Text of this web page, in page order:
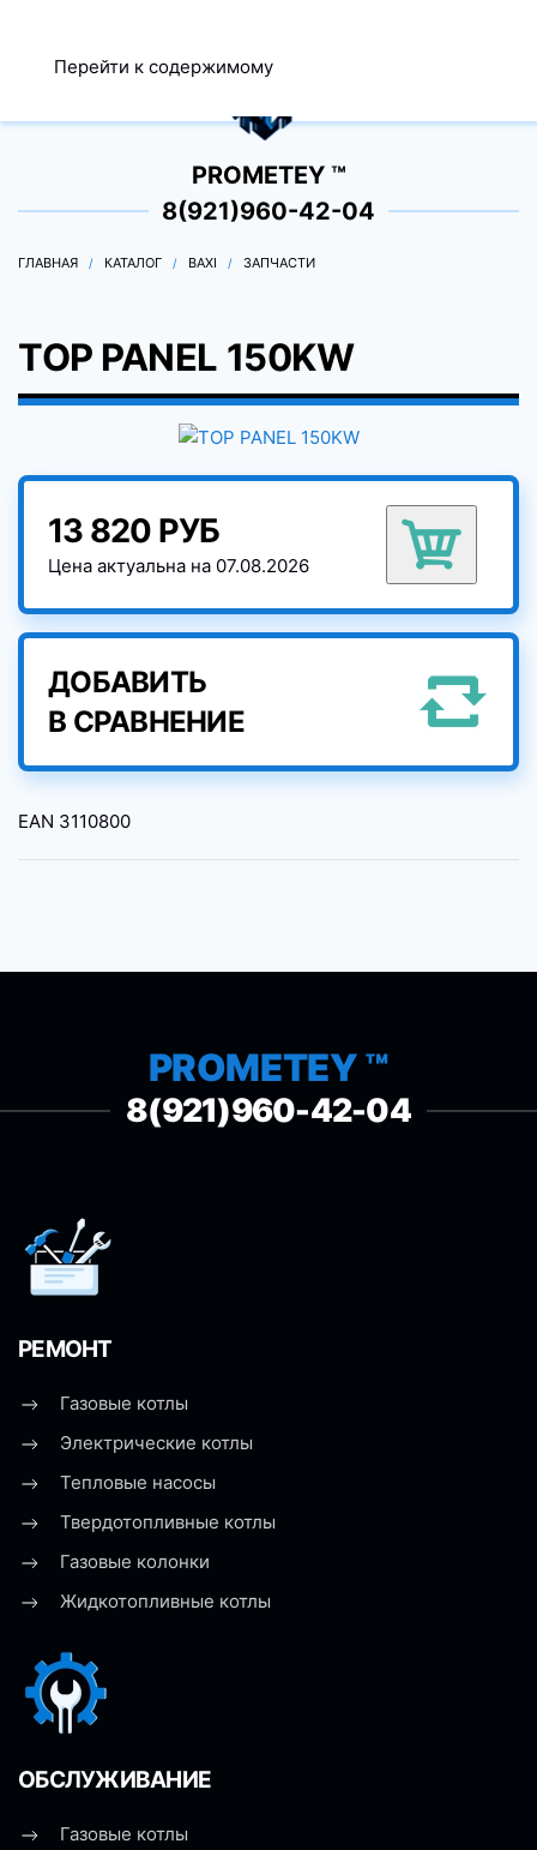
Перейти к содержимому
0
PROMETEY ™
8(921)960-42-04
ГЛАВНАЯ КАТАЛОГ BAXI ЗАПЧАСТИ
TOP PANEL 150KW
13 820 РУБ
Цена актуальна на 07.08.2026
ДОБАВИТЬ
В СРАВНЕНИЕ
EAN 3110800
PROMETEY ™
8(921)960-42-04
РЕМОНТ
Газовые котлы
Электрические котлы
Тепловые насосы
Твердотопливные котлы
Газовые колонки
Жидкотопливные котлы
ОБСЛУЖИВАНИЕ
Газовые котлы